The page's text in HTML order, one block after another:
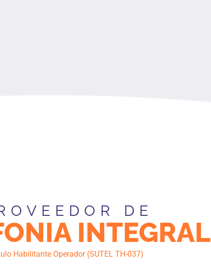
DE
INTEGRAL
Habilitante Operador (SUTEL TH-037)